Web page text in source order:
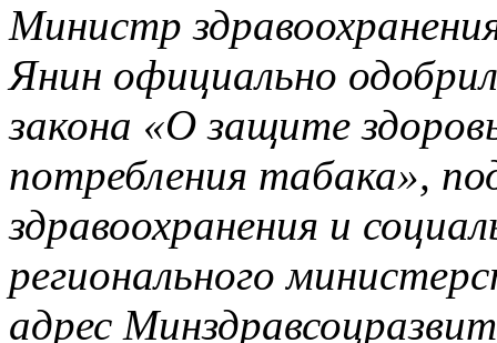
Министр
Янин официально
закона «О защите
потребления табака»,
здравоохранения и
регионального
адрес